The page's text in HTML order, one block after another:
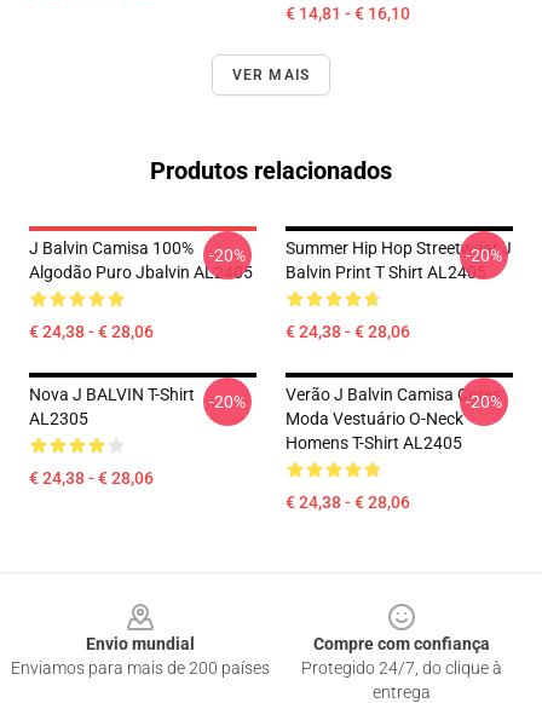
€ 14,81 - € 16,10
VER MAIS
Produtos relacionados
J Balvin Camisa 100%
Algodão Puro Jbalvin AL2405
€ 24,38 - € 28,06
-20%
Summer Hip Hop Streetwear J
Balvin Print T Shirt AL2405
€ 24,38 - € 28,06
-20%
Nova J BALVIN T-Shirt
AL2305
€ 24,38 - € 28,06
-20%
Verão J Balvin Camisa Cores
Moda Vestuário O-Neck
Homens T-Shirt AL2405
€ 24,38 - € 28,06
-20%
Envio mundial
Enviamos para mais de 200 países
Compre com confiança
Protegido 24/7, do clique à
entrega